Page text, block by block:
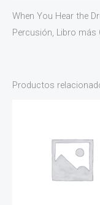
When You Hear the
Percusión, Libro más
Productos